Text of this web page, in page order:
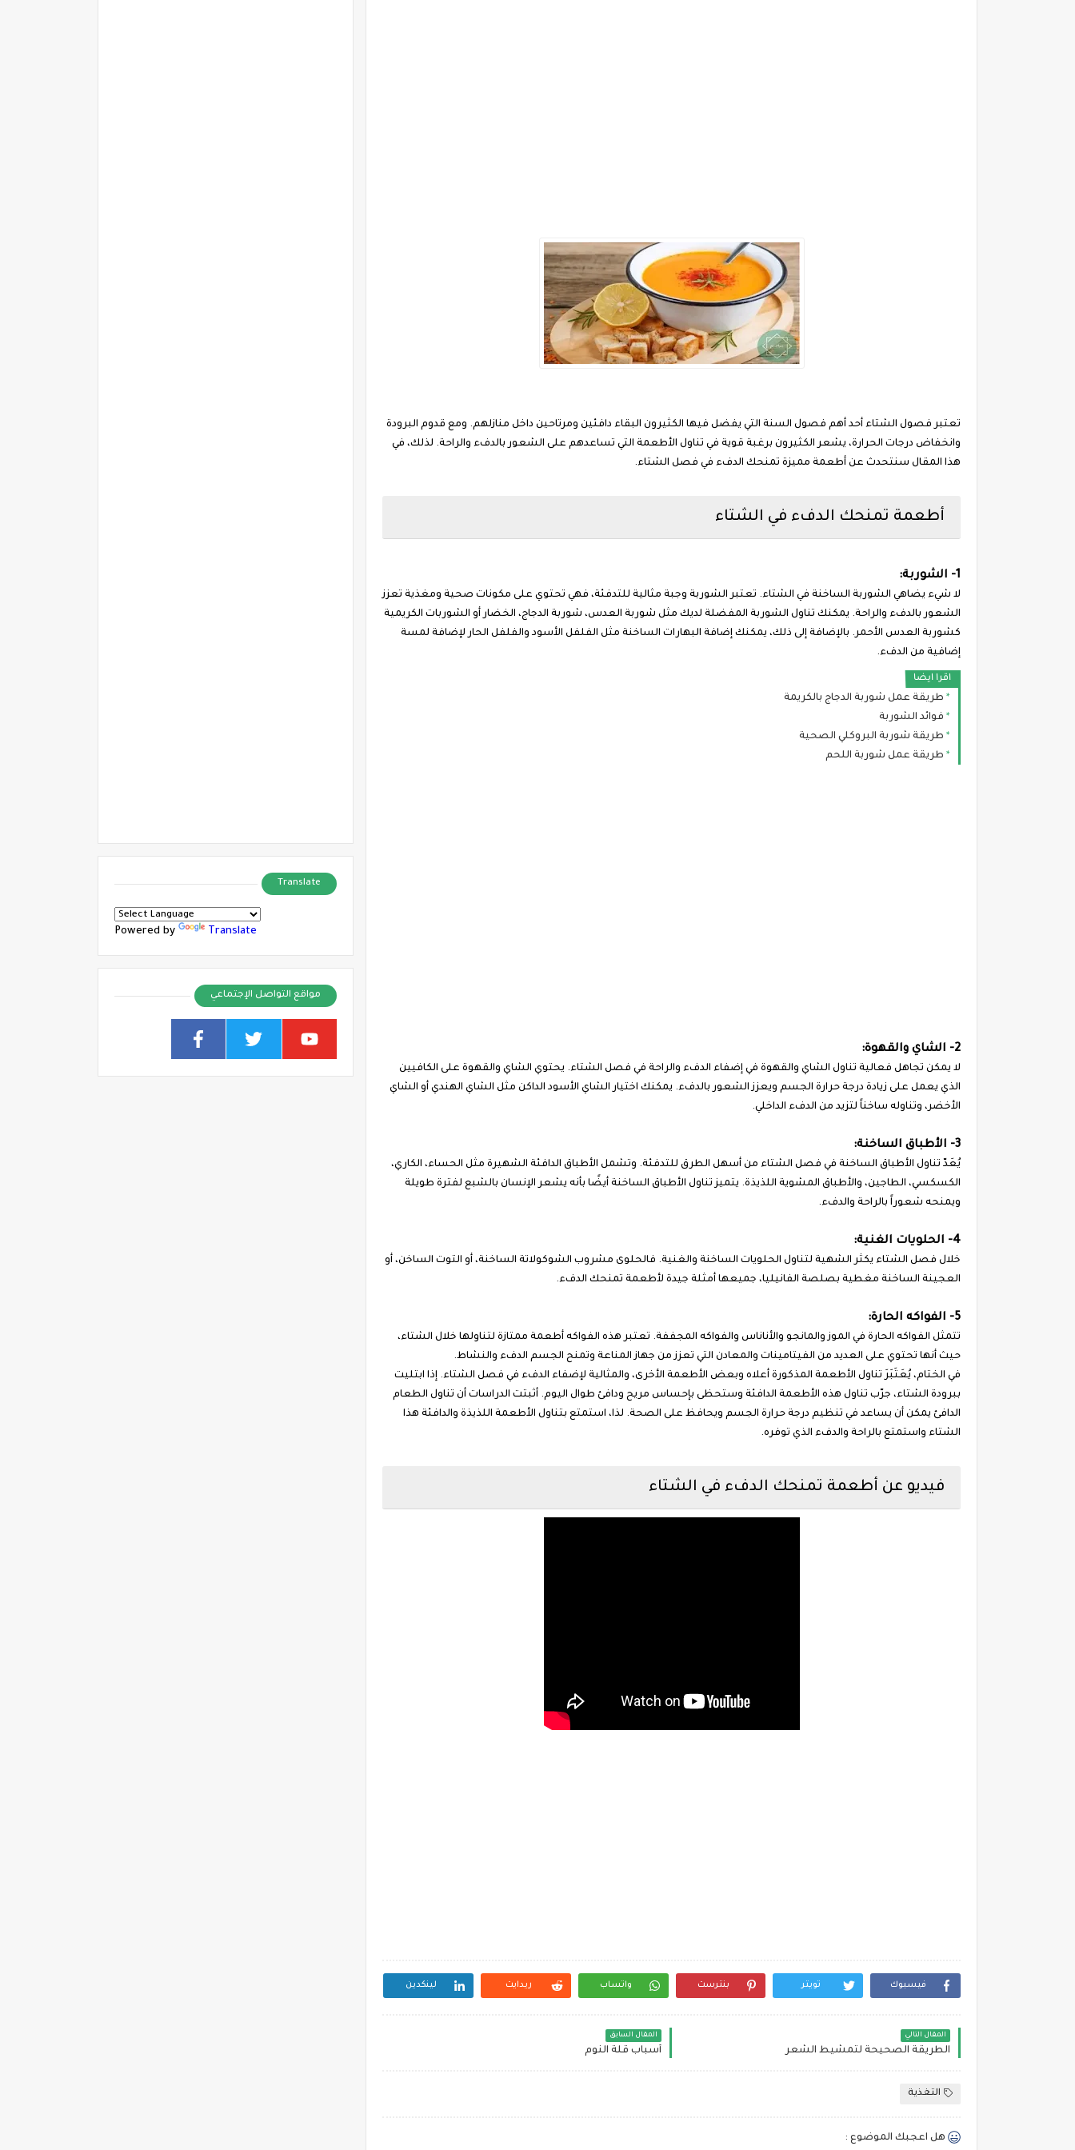
تعتبر فصول الشتاء أحد أهم فصول السنة التي يفضل فيها الكثيرون البقاء دافئين ومرتاحين داخل منازلهم. ومع قدوم البرودة
وانخفاض درجات الحرارة، يشعر الكثيرون برغبة قوية في تناول الأطعمة التي تساعدهم على الشعور بالدفء والراحة. لذلك، في
هذا المقال سنتحدث عن أطعمة مميزة تمنحك الدفء في فصل الشتاء.
أطعمة تمنحك الدفء في الشتاء
1- الشوربة:
لا شيء يضاهي الشوربة الساخنة في الشتاء. تعتبر الشوربة وجبة مثالية للتدفئة، فهي تحتوي على مكونات صحية ومغذية تعزز
الشعور بالدفء والراحة. يمكنك تناول الشوربة المفضلة لديك مثل شوربة العدس، شوربة الدجاج، الخضار أو الشوربات الكريمية
كشوربة العدس الأحمر. بالإضافة إلى ذلك، يمكنك إضافة البهارات الساخنة مثل الفلفل الأسود والفلفل الحار لإضافة لمسة
إضافية من الدفء.
اقرا ايضا
طريقة عمل شوربة الدجاج بالكريمة
فوائد الشوربة
طريقة شوربة البروكلي الصحية
طريقة عمل شوربة اللحم
2- الشاي والقهوة:
لا يمكن تجاهل فعالية تناول الشاي والقهوة في إضفاء الدفء والراحة في فصل الشتاء. يحتوي الشاي والقهوة على الكافيين
الذي يعمل على زيادة درجة حرارة الجسم ويعزز الشعور بالدفء. يمكنك اختيار الشاي الأسود الداكن مثل الشاي الهندي أو الشاي
الأخضر، وتناوله ساخناً لتزيد من الدفء الداخلي.
3- الأطباق الساخنة:
يُعَدّ تناول الأطباق الساخنة في فصل الشتاء من أسهل الطرق للتدفئة. وتشمل الأطباق الدافئة الشهيرة مثل الحساء، الكاري،
الكسكسي، الطاجين، والأطباق المشوية اللذيذة. يتميز تناول الأطباق الساخنة أيضًا بأنه يشعر الإنسان بالشبع لفترة طويلة
ويمنحه شعوراً بالراحة والدفء.
4- الحلويات الغنية:
خلال فصل الشتاء يكثر الشهية لتناول الحلويات الساخنة والغنية. فالحلوى مشروب الشوكولاتة الساخنة، أو التوت الساخن، أو
العجينة الساخنة مغطية بصلصة الفانيليا، جميعها أمثلة جيدة لأطعمة تمنحك الدفء.
5- الفواكه الحارة:
تتمثل الفواكه الحارة في الموز والمانجو والأناناس والفواكه المجففة. تعتبر هذه الفواكه أطعمة ممتازة لتناولها خلال الشتاء،
حيث أنها تحتوي على العديد من الفيتامينات والمعادن التي تعزز من جهاز المناعة وتمنح الجسم الدفء والنشاط.
في الختام، يُعَتَبَرَ تناول الأطعمة المذكورة أعلاه وبعض الأطعمة الأخرى، والمثالية لإضفاء الدفء في فصل الشتاء. إذا ابتليت
ببرودة الشتاء، جرّب تناول هذه الأطعمة الدافئة وستحظى بإحساس مريح ودافئ طوال اليوم. أثبتت الدراسات أن تناول الطعام
الدافئ يمكن أن يساعد في تنظيم درجة حرارة الجسم ويحافظ على الصحة. لذا، استمتع بتناول الأطعمة اللذيذة والدافئة هذا
الشتاء واستمتع بالراحة والدفء الذي توفره.
فيديو عن أطعمة تمنحك الدفء في الشتاء
فيسبوك تويتر بنترست واتساب ريدايت لينكدين
المقال التالي
الطريقة الصحيحة لتمشيط الشعر
المقال السابق
أسباب قلة النوم
التغذية
هل اعجبك الموضوع :
Translate
Powered by Translate
مواقع التواصل الإجتماعي